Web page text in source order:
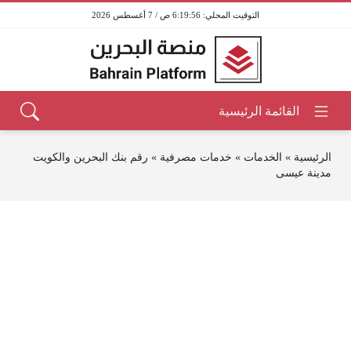
6:19:56 ص / 7 أغسطس 2026
الرئيسية » الخدمات » خدمات مصرفية » رقم بنك البحرين والكويت
مدينة عيسى